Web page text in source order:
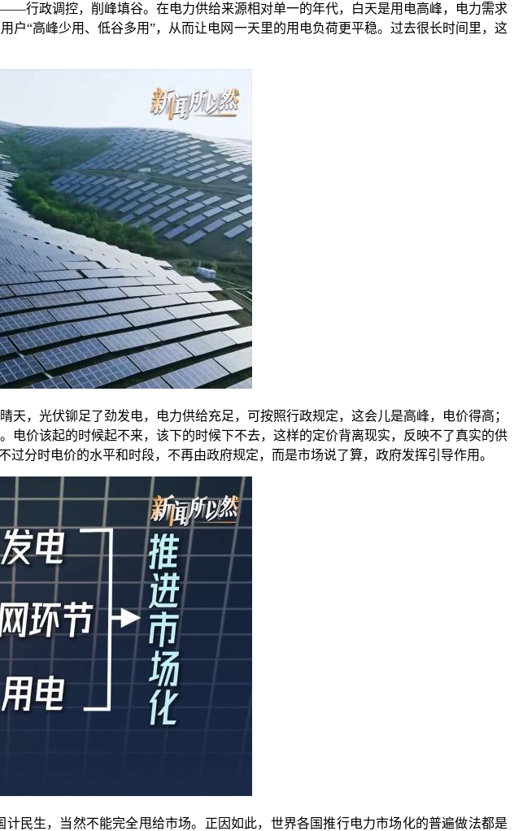
政调控，削峰填谷。在电力供给来源相对单一的年代，白天是用电高峰，电力需求
“高峰少用、低谷多用”，从而让电网一天里的用电负荷更平稳。过去很长时间里，这
光伏铆足了劲发电，电力供给充足，可按照行政规定，这会儿是高峰，电价得高；
价该起的时候起不来，该下的时候下不去，这样的定价背离现实，反映不了真实的供
分时电价的水平和时段，不再由政府规定，而是市场说了算，政府发挥引导作用。
生，当然不能完全甩给市场。正因如此，世界各国推行电力市场化的普遍做法都是